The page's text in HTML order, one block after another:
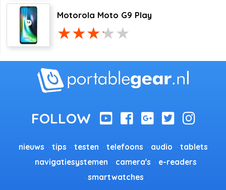
Motorola Moto G9 Play
nieuws tips testen telefoons audio
tablets
navigatiesystemen
camera's
e-readers
smartwatches